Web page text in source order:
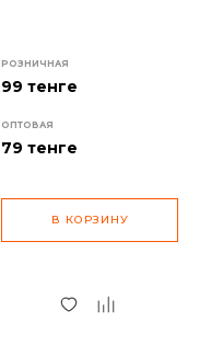
РОЗНИЧНАЯ
99 тенге
ОПТОВАЯ
79 тенге
В КОРЗИНУ